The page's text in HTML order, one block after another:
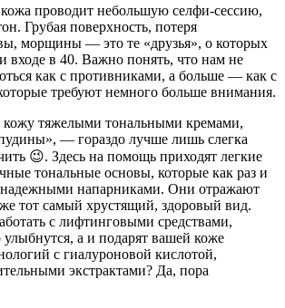
проводит небольшую селфи-сессию,
Грубая поверхность, потеря
морщины — это те «друзья», о которых
входе в 40. Важно понять, что нам не
как с противниками, а больше — как с
требуют немного больше внимания.
кожу тяжелыми тональными кремами,
— гораздо лучше лишь слегка
😉. Здесь на помощь приходят легкие
тональные основы, которые как раз и
напарниками. Они отражают
тот самый хрустящий, здоровый вид.
с лифтинговыми средствами,
улыбнутся, а и подарят вашей коже
с гиалуроновой кислотой,
экстрактами? Да, пора